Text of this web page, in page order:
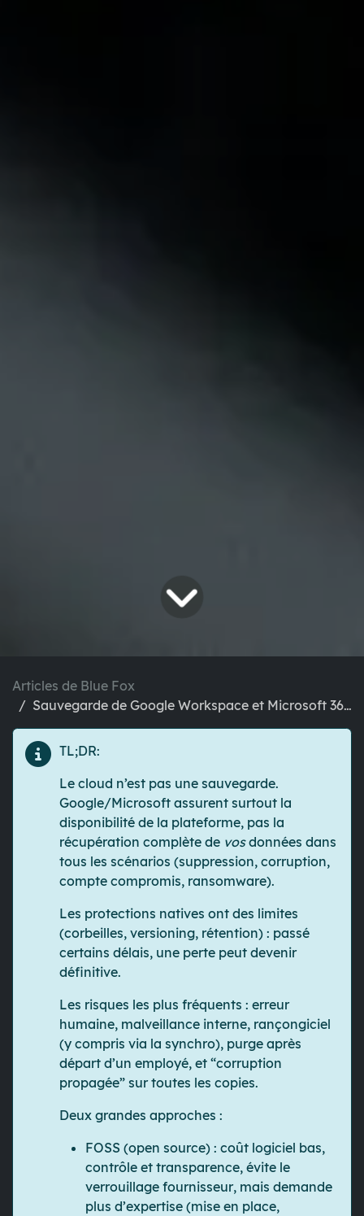
Articles de Blue Fox
Sauvegarde de Google Workspace et Microsoft 365 : plateformes FOSS vs commerciales
TL;DR:
Le cloud n’est pas une sauvegarde.
Google/Microsoft assurent surtout la
disponibilité de la plateforme, pas la
récupération complète de vosdonnées dans
tous les scénarios (suppression, corruption,
compte compromis, ransomware).
Les protections natives ont des limites
(corbeilles, versioning, rétention) : passé
certains délais, une perte peut devenir
définitive.
Les risques les plus fréquents : erreur
humaine, malveillance interne, rançongiciel
(y compris via la synchro), purge après
départ d’un employé, et “corruption
propagée” sur toutes les copies.
Deux grandes approches :
FOSS (open source) : coût logiciel bas,
contrôle et transparence, évite le
verrouillage fournisseur, mais demande
plus d’expertise (mise en place,